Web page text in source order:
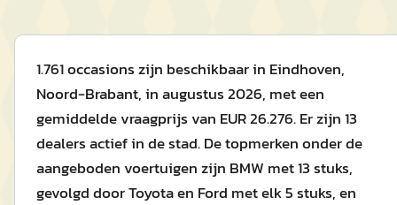
1.761 occasions zijn beschikbaar in Eindhoven,
Noord-Brabant, in augustus 2026, met een
gemiddelde vraagprijs van EUR 26.276. Er zijn 13
dealers actief in de stad. De topmerken onder de
aangeboden voertuigen zijn BMW met 13 stuks,
gevolgd door Toyota en Ford met elk 5 stuks, en